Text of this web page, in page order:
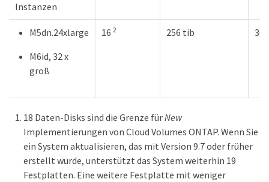
Instanzen
M5dn.24xlarge
M6id, 32 x
groß
16 2 256 tib
18 Daten-Disks sind die Grenze fürNew
Implementierungen von Cloud Volumes ONTAP. Wenn Sie
ein System aktualisieren, das mit Version 9.7 oder früher
erstellt wurde, unterstützt das System weiterhin 19
Festplatten. Eine weitere Festplatte mit weniger